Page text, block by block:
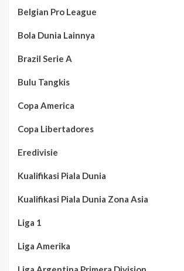
Belgian Pro League
Bola Dunia Lainnya
Brazil Serie A
Bulu Tangkis
Copa America
Copa Libertadores
Eredivisie
Kualifikasi Piala Dunia
Kualifikasi Piala Dunia Zona Asia
Liga 1
Liga Amerika